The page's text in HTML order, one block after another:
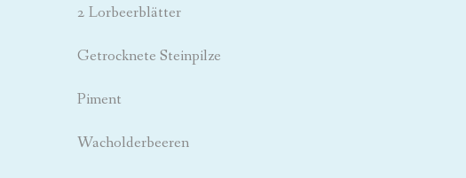
2 Lorbeerblätter
Getrocknete Steinpilze
Piment
Wacholderbeeren